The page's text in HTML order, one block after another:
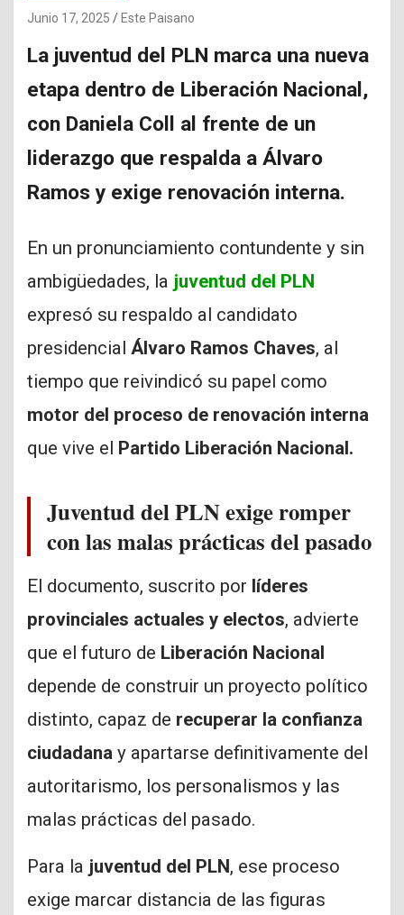
Junio 17, 2025 Este Paisano
La juventud del PLN marca una nueva
etapa dentro de Liberación Nacional,
con Daniela Coll al frente de un
liderazgo que respalda a Álvaro
Ramos y exige renovación interna.
En un pronunciamiento contundente y sin
ambigüedades, la juventud del PLN
expresó su respaldo al candidato
presidencial Álvaro Ramos Chaves, al
tiempo que reivindicó su papel como
motor del proceso de renovación interna
que vive el Partido Liberación Nacional.
Juventud del PLN exige romper
con las malas prácticas del pasado
El documento, suscrito por líderes
provinciales actuales y electos, advierte
que el futuro de Liberación Nacional
depende de construir un proyecto político
distinto, capaz de recuperar la confianza
ciudadana y apartarse definitivamente del
autoritarismo, los personalismos y las
malas prácticas del pasado.
Para la juventud del PLN, ese proceso
exige marcar distancia de las figuras